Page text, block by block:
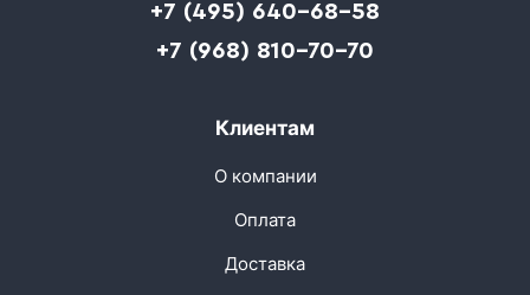
+7 (495) 640-68-58
+7 (968) 810-70-70
Клиентам
О компании
Оплата
Доставка